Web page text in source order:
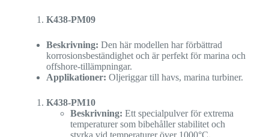
K438-PM09
Beskrivning: Den här modellen har förbättrad
korrosionsbeständighet och är perfekt för marina och
offshore-tillämpningar.
Applikationer: Oljeriggar till havs, marina turbiner.
K438-PM10
Beskrivning: Ett specialpulver för extrema
temperaturer som bibehåller stabilitet och
styrka vid temperaturer över 1000°C.